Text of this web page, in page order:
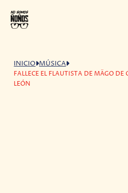
INICIO MÚSICA
FALLECE EL FLAUTISTA DE MÄGO
LEÓN